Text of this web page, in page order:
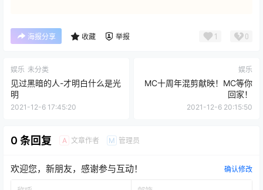
海报分享 收藏 举报 1 0
娱乐 未分类
见过黑暗的人-才明白什么是光
明
2021-12-6 17:45:20
娱乐
MC十周年混剪献映！MC等你
回家！
2021-12-6 20:15:50
0 条回复 A 文章作者 M 管理员
欢迎您，新朋友，感谢参与互动！ 确认修改